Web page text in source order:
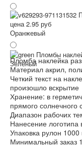
Оранжевый
Зеленый
Пломба наклейка
Материал акрил,
Четкий текст на
произошло вскрытие
Хранение: в
прямого солнечного
Диапазон рабочих
Нанесение логотипа
Упаковка рулон
Минимальный заказ